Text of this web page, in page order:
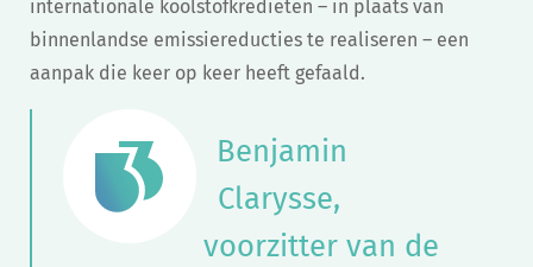
internationale koolstofkredieten – in plaats van
binnenlandse emissiereducties te realiseren – een
aanpak die keer op keer heeft gefaald.
Benjamin
Clarysse,
voorzitter van de